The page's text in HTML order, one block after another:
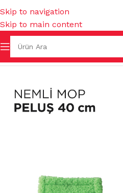
Skip to navigation
Skip to main content
TEMİZLİK GEREÇLERİ